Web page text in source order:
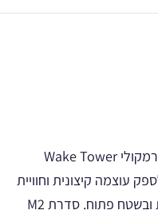
Rockford Fosgate M2WL-10 הם רמקולי Wake Tower
שתוכננו לספק עוצמה קיצונית וחוויית
שמע מרשימה במיוחד בסביבה ימית ובשטח פתוח. סדרת M2